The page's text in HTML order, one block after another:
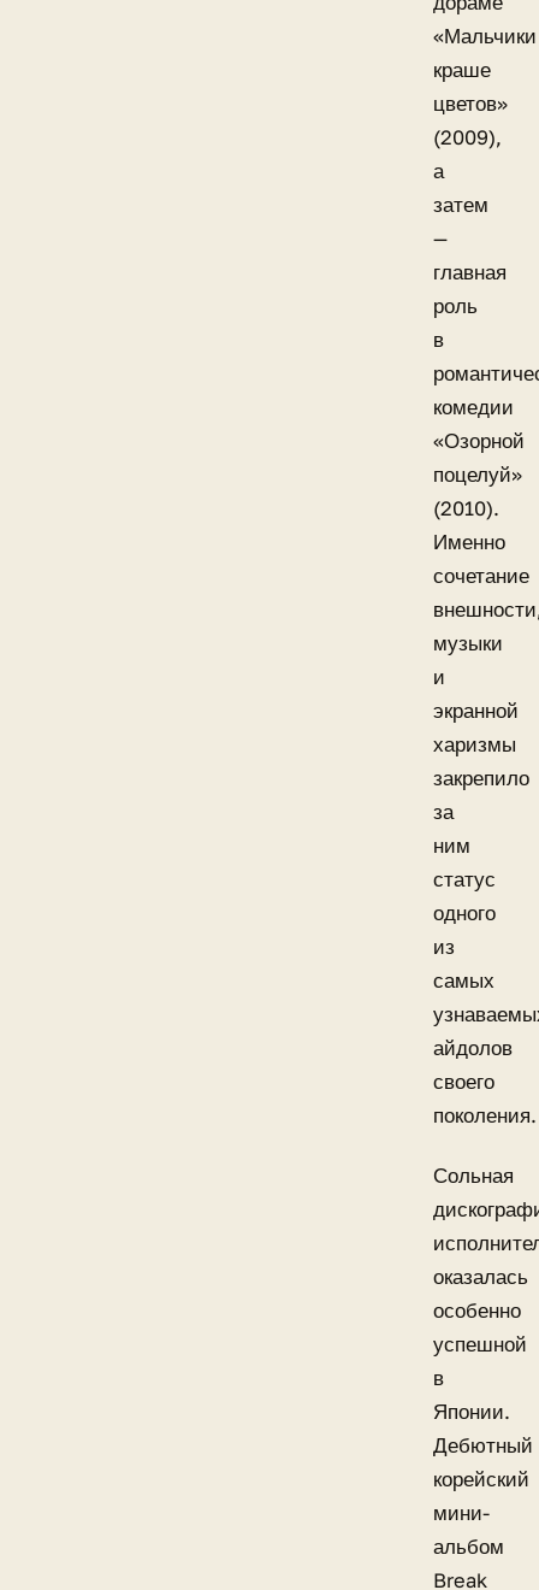
«Мальчики
краше
цветов»
(2009),
а
затем
—
главная
роль
в
комедии
«Озорной
поцелуй»
(2010).
Именно
сочетание
музыки
и
экранной
харизмы
закрепило
за
ним
статус
одного
из
самых
айдолов
своего
поколения.
Сольная
оказалась
особенно
успешной
в
Японии.
Дебютный
корейский
мини-
альбом
Break